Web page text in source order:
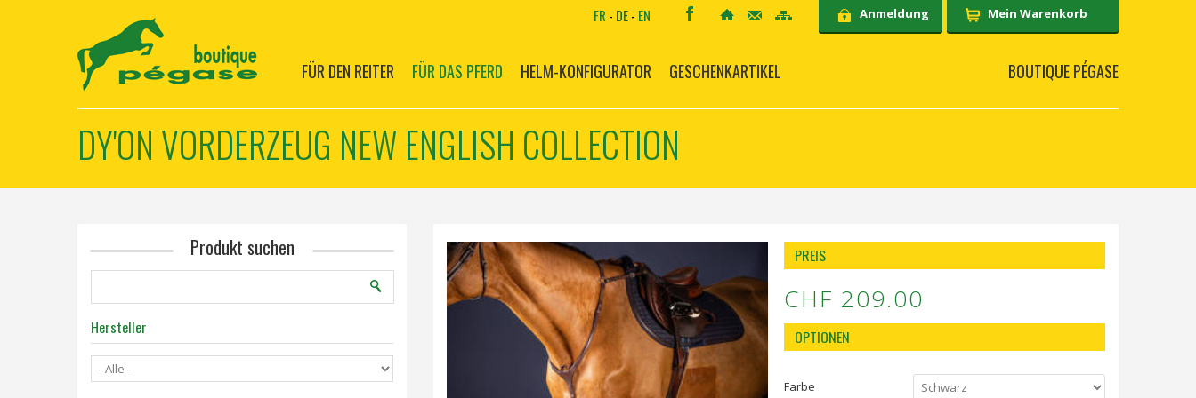
FÜR DEN REITER FÜR DAS PFERD HELM-KONFIGURATOR GESCHENKARTIKEL BOUTIQUE PÉGASE
FR - DE- EN Anmeldung Mein Warenkorb
DY'ON VORDERZEUG NEW ENGLISH COLLECTION
Produkt suchen
Hersteller
PREIS
CHF 209.00
OPTIONEN
Farbe